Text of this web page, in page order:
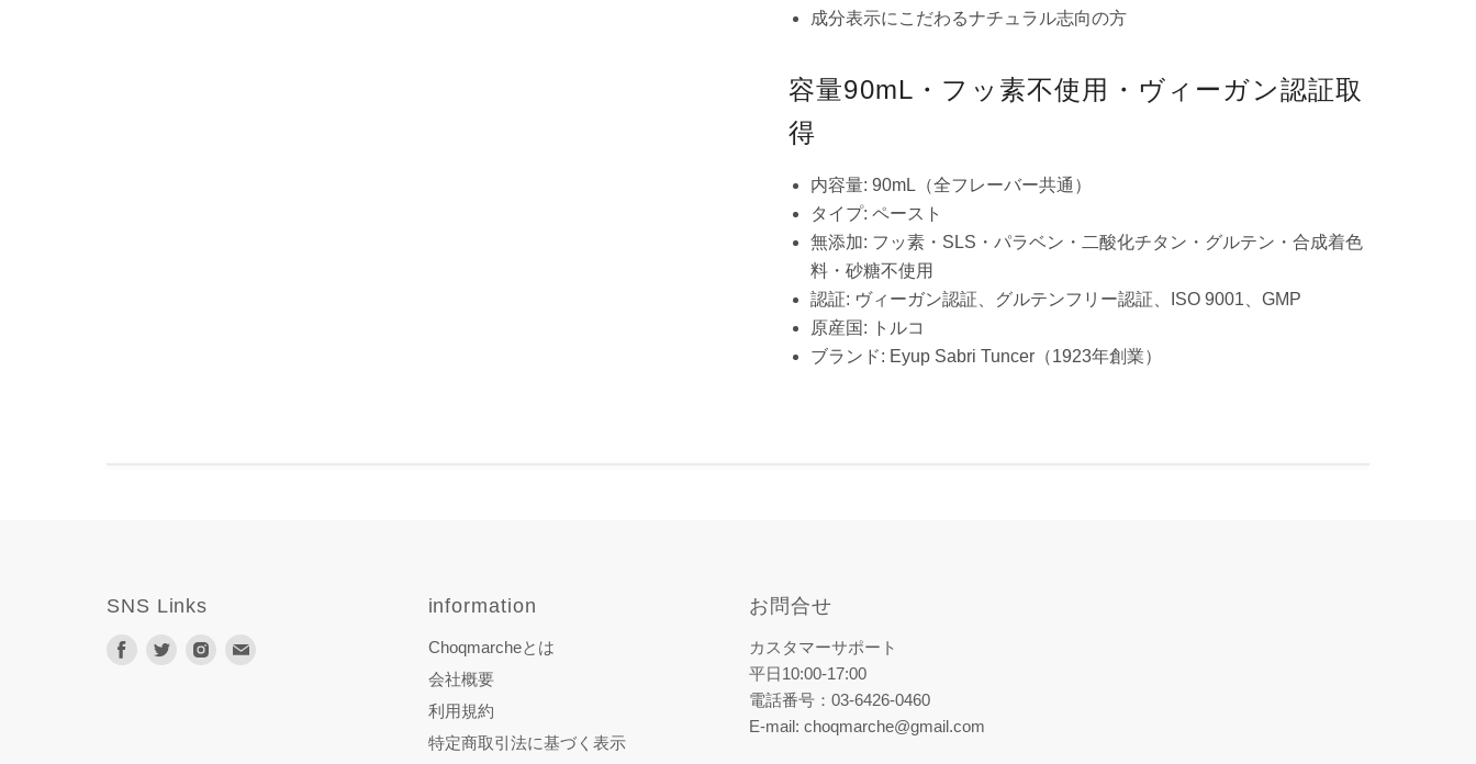
成分表示にこだわるナチュラル志向の方
容量90mL・フッ素不使用・ヴィーガン認証取
得
内容量: 90mL（全フレーバー共通）
タイプ: ペースト
無添加: フッ素・SLS・パラベン・二酸化チタン・グルテン・合成着色
料・砂糖不使用
認証: ヴィーガン認証、グルテンフリー認証、ISO 9001、GMP
原産国: トルコ
ブランド: Eyup Sabri Tuncer（1923年創業）
SNS Links
Facebook
Twitter Instagram
information
Choqmarcheとは
会社概要
利用規約
特定商取引法に基づく表示
お問合せ
カスタマーサポート
平日10:00-17:00
電話番号：03-6426-0460
E-mail: choqmarche@gmail.com